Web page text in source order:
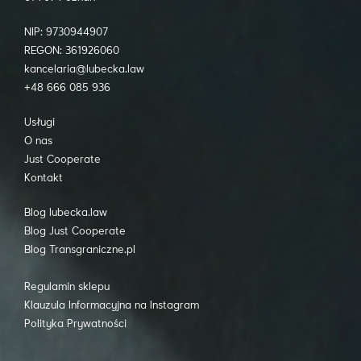
NIP: 9730944907
REGON: 361926060
kancelaria@lubecka.law
+48 666 085 936
Usługi
O nas
Just Cooperate
Kontakt
Blog lubecka.law
Blog Just Cooperate
Blog Transgraniczne.pl
Regulamin sklepu
Klauzula Informacyjna na Instagram
Polityka Prywatności